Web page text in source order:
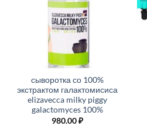
сыворотка со 100%
экстрактом галактомисиса
elizavecca milky piggy
galactomyces 100%
980.00₽